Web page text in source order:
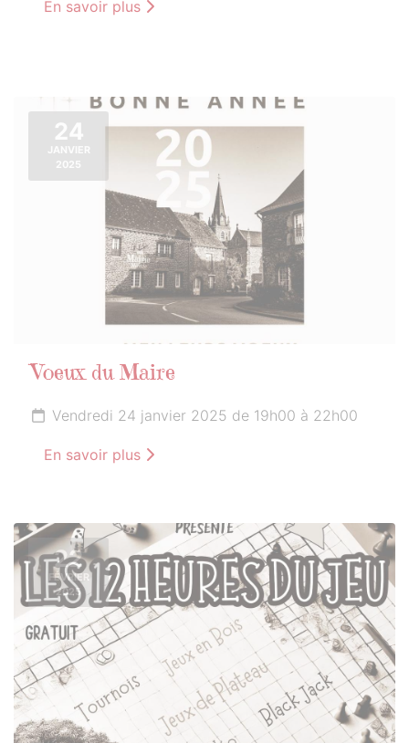
En savoir plus
24
JANVIER
2025
Voeux du Maire
Vendredi 24 janvier 2025 de 19h00 à 22h00
En savoir plus
22
FÉVRIER
2025